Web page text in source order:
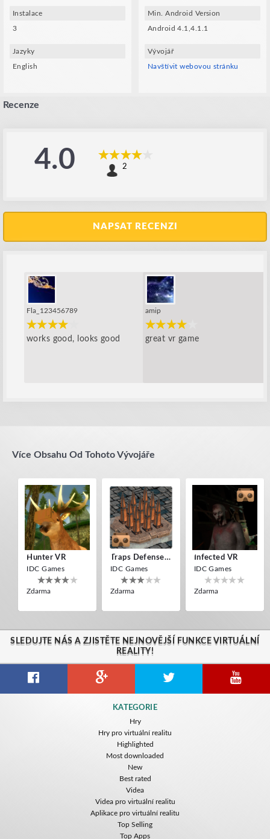
Instalace
3
Jazyky
English
Min. Android Version
Android 4.1,4.1.1
Vývojář
Navštívit webovou stránku
Recenze
4.0 2
NAPSAT RECENZI
Fla_123456789
works good, looks good
amip
great vr game
Více Obsahu Od Tohoto Vývojáře
Hunter VR
IDC Games
Zdarma
Traps Defense VR
IDC Games
Zdarma
Infected VR
IDC Games
Zdarma
Cowboy VR
SLEDUJTE NÁS A ZJISTĚTE NEJNOVĚJŠÍ FUNKCE VIRTUÁLNÍ
REALITY!
KATEGORIE
Hry
Hry pro virtuální realitu
Highlighted
Most downloaded
New
Best rated
Videa
Videa pro virtuální realitu
Aplikace pro virtuální realitu
Top Selling
Top Apps